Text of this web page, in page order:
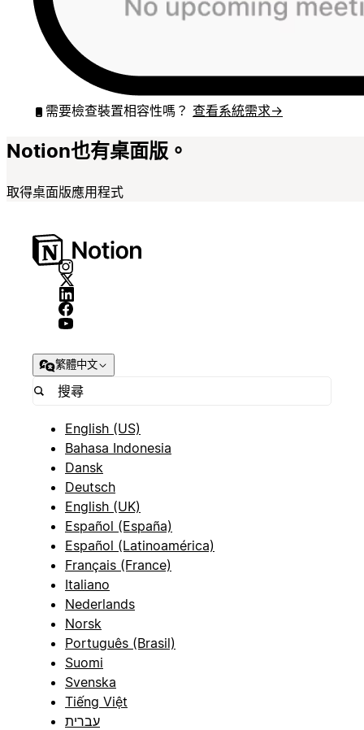
需要檢查裝置相容性嗎？ 查看系統需求→
Notion也有桌面版。
取得桌面版應用程式
繁體中文
English (US)
Bahasa Indonesia
Dansk
Deutsch
English (UK)
Español (España)
Español (Latinoamérica)
Français (France)
Italiano
Nederlands
Norsk
Português (Brasil)
Suomi
Svenska
Tiếng Việt
עברית